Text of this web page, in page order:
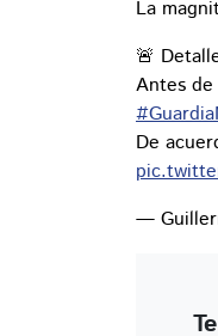
La
🚨
Antes
De
—